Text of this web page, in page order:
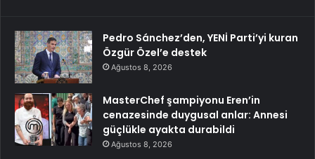
Pedro Sánchez’den, YENİ Parti’yi kuran
Özgür Özel’e destek
Ağustos 8, 2026
MasterChef şampiyonu Eren’in
cenazesinde duygusal anlar: Annesi
güçlükle ayakta durabildi
Ağustos 8, 2026